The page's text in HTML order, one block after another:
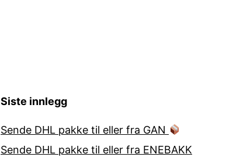
Siste innlegg
Sende DHL pakke til eller fra GAN
Sende DHL pakke til eller fra ENEBAKK